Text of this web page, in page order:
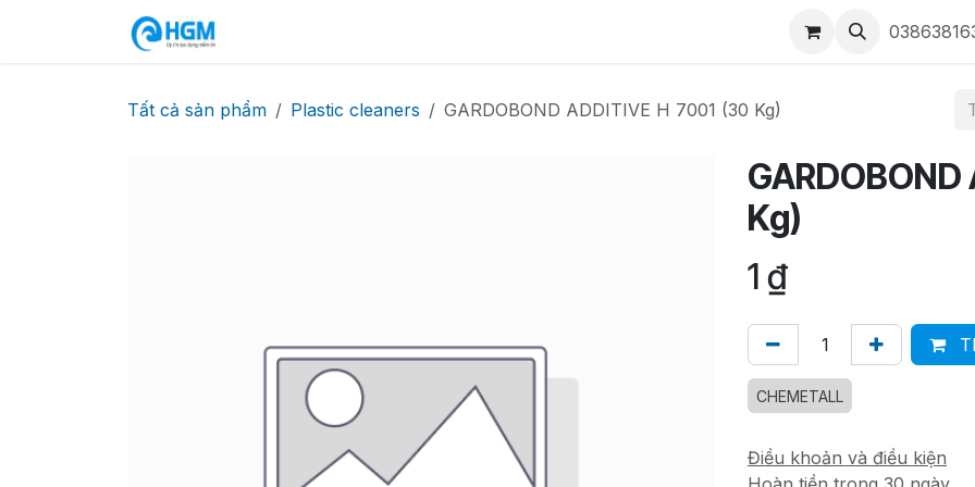
Bỏ qua để đến Nội dung
Chemetall - Xử lý bề mặt
Tất cả sản phẩm Plastic cleaners GARDOBOND ADDITIVE H 7001 (30 Kg)
Kg)
1 ₫
CHEMETALL
Điều khoản và điều kiện